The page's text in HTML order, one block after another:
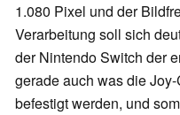
1.080 Pixel und der
Verarbeitung soll sich
der Nintendo Switch der
gerade auch was die
befestigt werden, und